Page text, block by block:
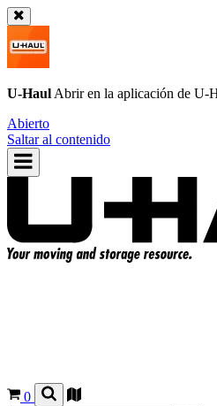
U-Haul Abrir en la aplicación de U-
Abierto
Saltar al contenido
0